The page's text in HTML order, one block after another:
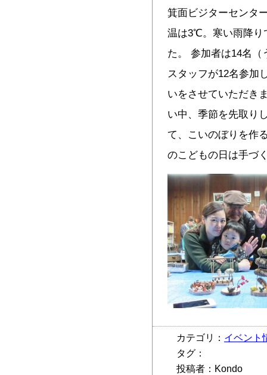
箕面ビジターセンタ
温は3℃。寒い雨降り
た。 参加者は14名（
スタッフが12名参加
いをさせていただき
い中、季節を先取り
て、こいのぼりを作
のこどもの日は手づ
カテゴリ： イベント
タグ：
投稿者：Kondo